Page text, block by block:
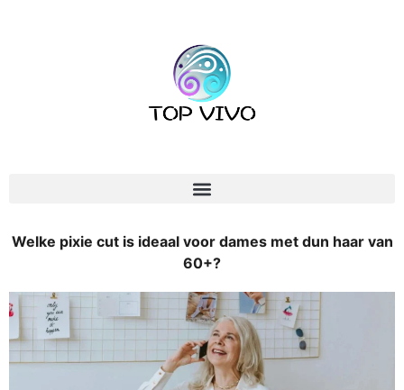
Welke pixie cut is ideaal voor dames met dun haar van
60+?